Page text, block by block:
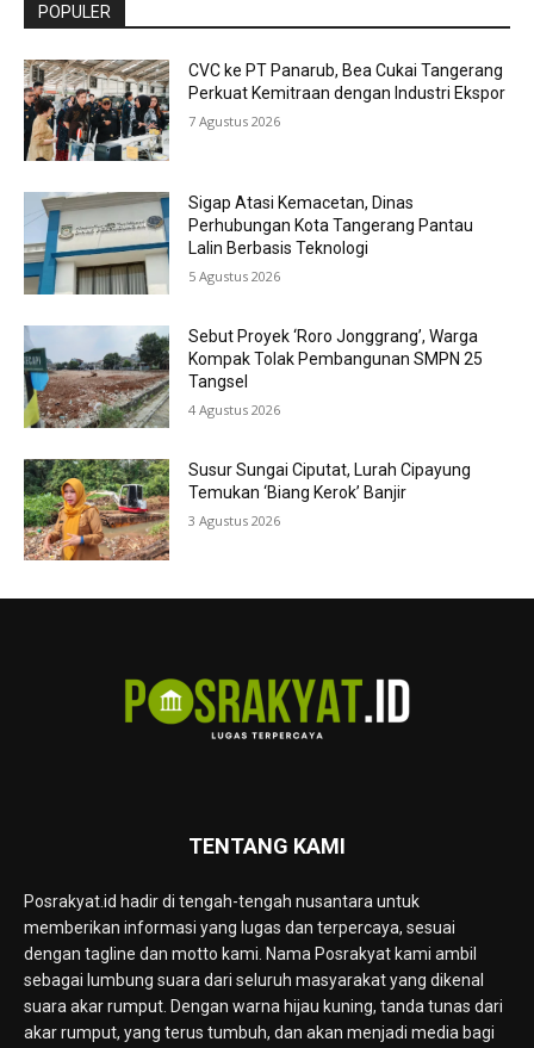
POPULER
CVC ke PT Panarub, Bea Cukai Tangerang
Perkuat Kemitraan dengan Industri Ekspor
7 Agustus 2026
Sigap Atasi Kemacetan, Dinas
Perhubungan Kota Tangerang Pantau
Lalin Berbasis Teknologi
5 Agustus 2026
Sebut Proyek ‘Roro Jonggrang’, Warga
Kompak Tolak Pembangunan SMPN 25
Tangsel
4 Agustus 2026
Susur Sungai Ciputat, Lurah Cipayung
Temukan ‘Biang Kerok’ Banjir
3 Agustus 2026
TENTANG KAMI
Posrakyat.id hadir di tengah-tengah nusantara untuk
memberikan informasi yang lugas dan terpercaya, sesuai
dengan tagline dan motto kami. Nama Posrakyat kami ambil
sebagai lumbung suara dari seluruh masyarakat yang dikenal
suara akar rumput. Dengan warna hijau kuning, tanda tunas dari
akar rumput, yang terus tumbuh, dan akan menjadi media bagi